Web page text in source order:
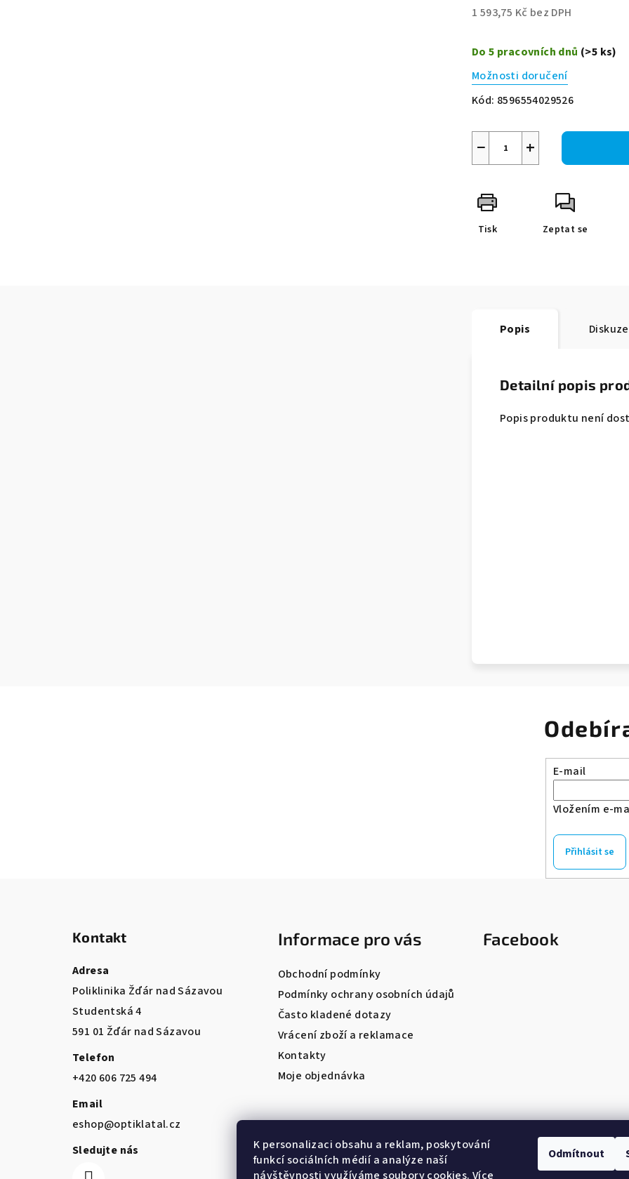
K personalizaci obsahu a reklam, poskytování
funkcí sociálních médií a analýze naší
návštěvnosti využíváme soubory cookies. Více
Odmítnout
1 593,75 Kč bez DPH
cena:
Do 5 pracovních dnů (>5 ks)
Možnosti doručení
Kód: 8596554029526
+
−
Tisk Zeptat se
Popis Diskuze
Detailní popis
Popis produktu není
E-mail
Vložením e-
Přihlásit se
Kontakt
Adresa
Poliklinika Žďár nad Sázavou
Studentská 4
591 01 Žďár nad Sázavou
Telefon
+420 606 725 494
Email
eshop@optiklatal.cz
Sledujte nás
Informace pro vás
Obchodní podmínky
Podmínky ochrany osobních údajů
Často kladené dotazy
Vrácení zboží a reklamace
Kontakty
Moje objednávka
Facebook